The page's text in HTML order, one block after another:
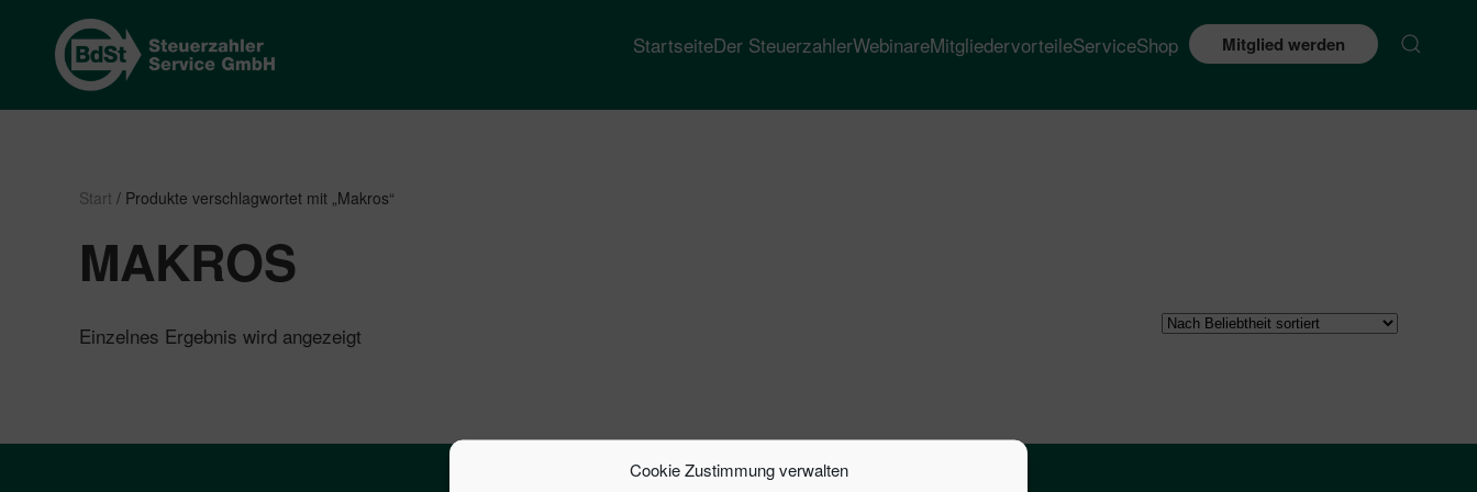
Cookie Zustimmung verwalten
StartseiteDer SteuerzahlerWebinareMitgliedervorteileServiceShop Mitglied werden
Start / Produkte verschlagwortet mit „Makros“
MAKROS
Einzelnes Ergebnis wird angezeigt